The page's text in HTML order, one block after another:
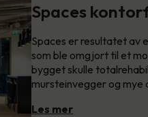
Spaces
Spaces er resultatet av
som ble omgjort til et
bygget skulle
mursteinvegger og mye
Les mer